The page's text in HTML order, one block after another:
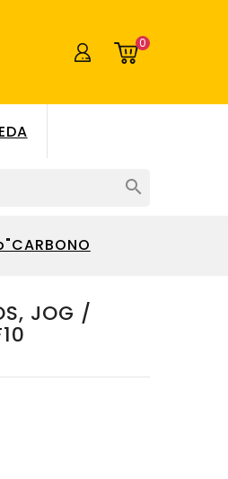
0

JOG /